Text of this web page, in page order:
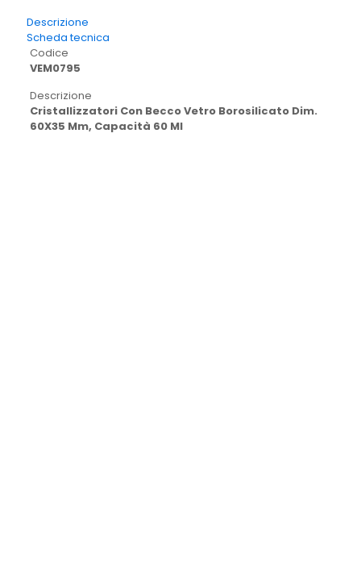
Descrizione
Scheda tecnica
Codice
VEM0795
Descrizione
Cristallizzatori Con Becco Vetro Borosilicato Dim.
60X35 Mm, Capacità 60 Ml